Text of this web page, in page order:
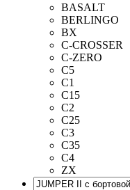
BASALT
BERLINGO
BX
C-CROSSER
C-ZERO
C5
C1
C15
C2
C25
C3
C35
C4
ZX